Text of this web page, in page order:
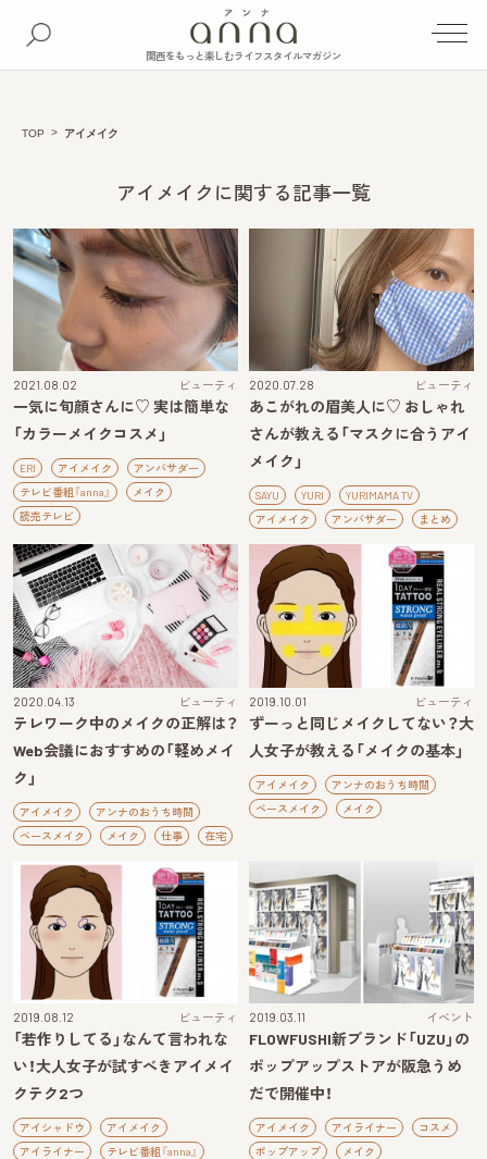
関西をもっと楽しむライフスタイルマガジン
TOP アイメイク
アイメイクに関する記事一覧
2021.08.02 ビューティ
一気に旬顔さんに♡ 実は簡単な
「カラーメイクコスメ」
ERI アイメイク
アンバサダー
テレビ番組『anna』
メイク
読売テレビ
2020.07.28 ビューティ
あこがれの眉美人に♡ おしゃれ
さんが教える「マスクに合うアイ
メイク」
SAYU YURI
YURIMAMA TV
アイメイク
アンバサダー まとめ
2020.04.13 ビューティ
テレワーク中のメイクの正解は？
Web会議におすすめの「軽めメイ
ク」
アイメイク
アンナのおうち時間
ベースメイク
メイク 仕事 在宅
2019.10.01 ビューティ
ずーっと同じメイクしてない？大
人女子が教える「メイクの基本」
アイメイク
アンナのおうち時間
ベースメイク
メイク
2019.08.12 ビューティ
「若作りしてる」なんて言われな
い！大人女子が試すべきアイメイ
クテク2つ
アイシャドウ
アイメイク
アイライナー
テレビ番組『anna』
2019.03.11 イベント
FLOWFUSHI新ブランド「UZU」の
ポップアップストアが阪急うめ
だで開催中！
アイメイク アイライナー
コスメ
ポップアップ
メイク